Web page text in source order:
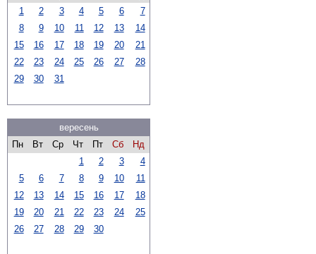
1
2 3 4 5 6
7
8
9 10 11 12 13
14
15
16 17 18 19 20
21
22
23 24 25 26 27
28
29
30 31
вересень
Пн
Вт Ср Чт Пт Сб
Нд
1
2 3
4
5
6 7 8 9 10
11
12
13 14 15 16 17
18
19
20 21 22 23 24
25
26
27 28 29 30